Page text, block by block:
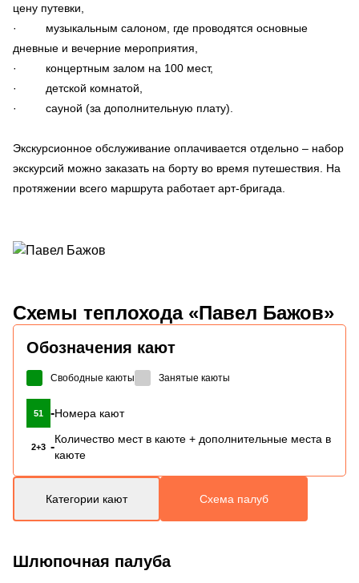
цену путевки,
· музыкальным салоном, где проводятся основные
дневные и вечерние мероприятия,
· концертным залом на 100 мест,
· детской комнатой,
· сауной (за дополнительную плату).
Экскурсионное обслуживание оплачивается отдельно – набор
экскурсий можно заказать на борту во время путешествия. На
протяжении всего маршрута работает арт-бригада.
Схемы теплохода «Павел Бажов»
Обозначения кают
Свободные каюты Занятые каюты
51 -Номера кают
2+3 -
Количество мест в каюте + дополнительные места в
каюте
Категории кают Схема палуб
Шлюпочная палуба